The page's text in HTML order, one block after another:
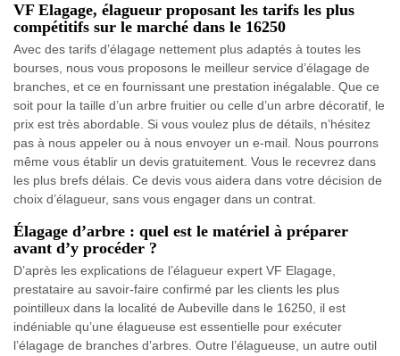
VF Elagage, élagueur proposant les tarifs les plus
compétitifs sur le marché dans le 16250
Avec des tarifs d’élagage nettement plus adaptés à toutes les
bourses, nous vous proposons le meilleur service d’élagage de
branches, et ce en fournissant une prestation inégalable. Que ce
soit pour la taille d’un arbre fruitier ou celle d’un arbre décoratif, le
prix est très abordable. Si vous voulez plus de détails, n’hésitez
pas à nous appeler ou à nous envoyer un e-mail. Nous pourrons
même vous établir un devis gratuitement. Vous le recevrez dans
les plus brefs délais. Ce devis vous aidera dans votre décision de
choix d’élagueur, sans vous engager dans un contrat.
Élagage d’arbre : quel est le matériel à préparer
avant d’y procéder ?
D’après les explications de l’élagueur expert VF Elagage,
prestataire au savoir-faire confirmé par les clients les plus
pointilleux dans la localité de Aubeville dans le 16250, il est
indéniable qu’une élagueuse est essentielle pour exécuter
l’élagage de branches d’arbres. Outre l’élagueuse, un autre outil